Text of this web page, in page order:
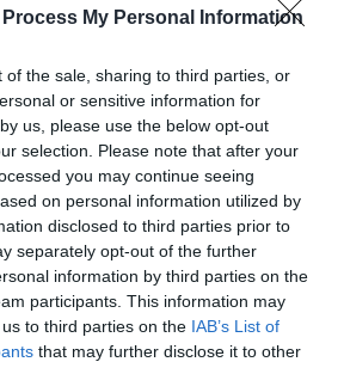
Process My Personal Information
of the sale, sharing to third parties, or
or sensitive information for
us, please use the below opt-out
selection. Please note that after your
you may continue seeing
on personal information utilized by
disclosed to third parties prior to
separately opt-out of the further
information by third parties on the
participants. This information may
to third parties on the IAB’s List of
that may further disclose it to other
2 PREISE ANZEIGEN
PREISE ANZEIGEN
4 PREISE ANZEIGEN
eingerichtete, liebevoll verzierte Zimmer
Klimaanlage, Minibar, Safe, LCD-TV,
Internetzugang und jeweils
Zweibettzimmer, Doppelbettzimmer,
Suite, Vierbettzimmer Suite.